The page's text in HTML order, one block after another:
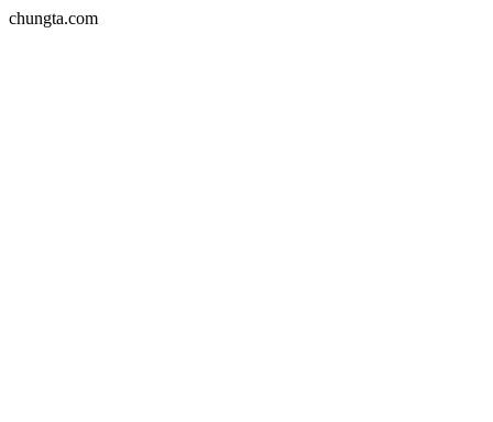
chungta.com